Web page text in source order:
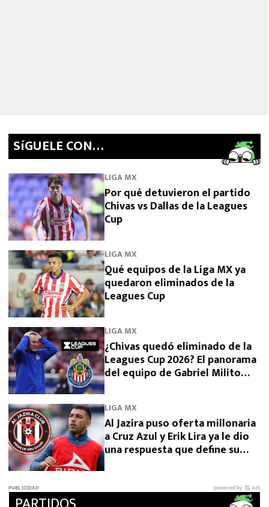
SíGUELE CON…
LIGA MX
Por qué detuvieron el partido
Chivas vs Dallas de la Leagues
Cup
LIGA MX
Qué equipos de la Liga MX ya
quedaron eliminados de la
Leagues Cup
LIGA MX
¿Chivas quedó eliminado de la
Leagues Cup 2026? El panorama
del equipo de Gabriel Milito
LIGA MX
Al Jazira puso oferta millonaria
a Cruz Azul y Erik Lira ya le dio
una respuesta que define su